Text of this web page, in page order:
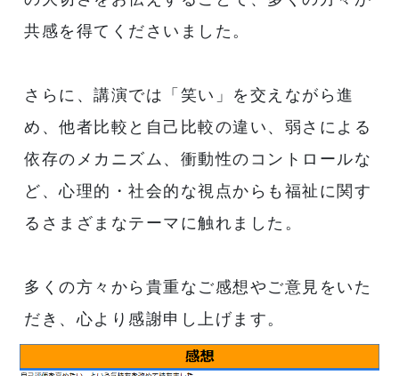
共感を得てくださいました。
さらに、講演では「笑い」を交えながら進
め、他者比較と自己比較の違い、弱さによる
依存のメカニズム、衝動性のコントロールな
ど、心理的・社会的な視点からも福祉に関す
るさまざまなテーマに触れました。
多くの方々から貴重なご感想やご意見をいた
だき、心より感謝申し上げます。